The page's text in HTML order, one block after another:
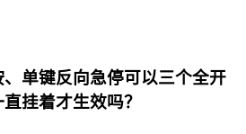
单键反向急停可以三个全开
挂着才生效吗？